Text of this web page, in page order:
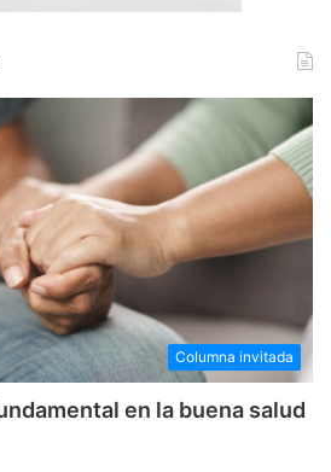
Columna invitada
en la buena salud